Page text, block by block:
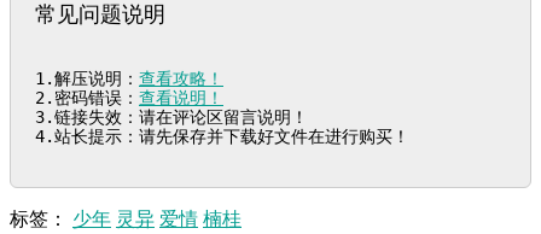
常见问题说明
1.解压说明： 查看攻略！
2.密码错误： 查看说明！
3.链接失效：请在评论区留言说明！
4.站长提示：请先保存并下载好文件在进行购买！
标签： 少年 灵异 爱情 楠桂